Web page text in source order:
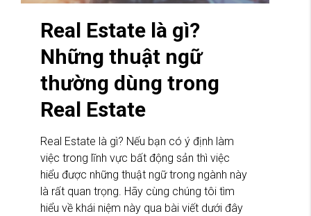
Real Estate là gì?
Những thuật ngữ
thường dùng trong
Real Estate
Real Estate là gì? Nếu bạn có ý định làm
việc trong lĩnh vực bất động sản thì việc
hiểu được những thuật ngữ trong ngành này
là rất quan trọng. Hãy cùng chúng tôi tìm
hiểu về khái niệm này qua bài viết dưới đây